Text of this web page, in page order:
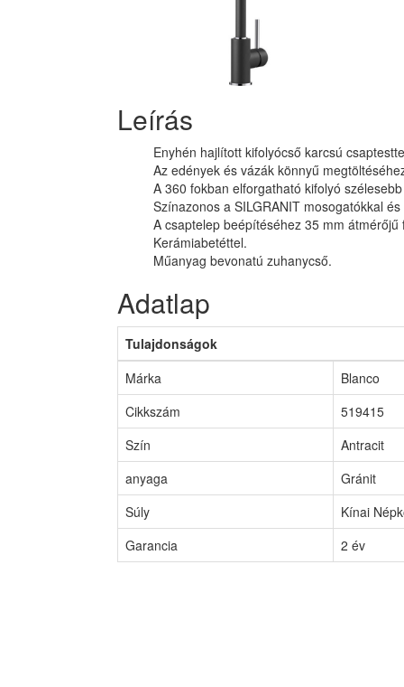
Leírás
Enyhén hajlított kifolyócső karcsú
Az edények és vázák könnyű
A 360 fokban elforgatható kifolyó
Színazonos a SILGRANIT mosogatókkal
A csaptelep beépítéséhez 35 mm átmérőjű
Kerámiabetéttel.
Műanyag bevonatú zuhanycső.
Adatlap
Tulajdonságok
Márka
Blanco
Cikkszám
519415
Szín
Antracit
anyaga
Gránit
Súly
Kínai
Garancia
2 év